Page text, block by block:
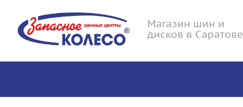
Магазин шин и
дисков в Саратове